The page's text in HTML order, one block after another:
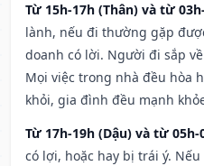
Từ 15h-17h (Thân) và từ
lành, nếu đi thường gặp
doanh có lời. Người đi sắp
Mọi việc trong nhà đều hòa
khỏi, gia đình đều mạnh
Từ 17h-19h (Dậu) và từ 05h-
có lợi, hoặc hay bị trái ý.